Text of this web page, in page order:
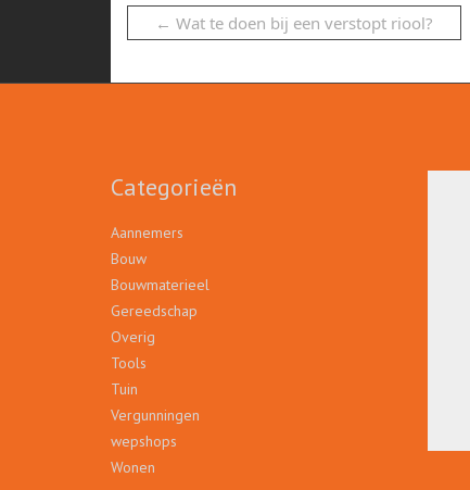
← Wat te doen bij een verstopt riool?
Categorieën
Aannemers
Bouw
Bouwmaterieel
Gereedschap
Overig
Tools
Tuin
Vergunningen
wepshops
Wonen